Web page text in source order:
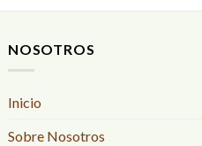
NOSOTROS
Inicio
Sobre Nosotros